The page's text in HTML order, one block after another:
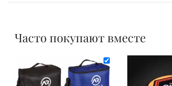
Часто покупают вместе